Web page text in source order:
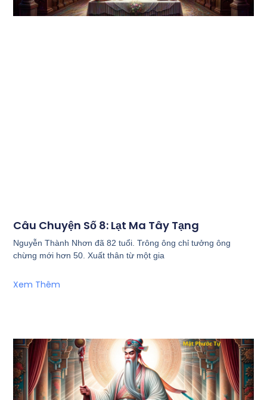
Câu Chuyện Số 8: Lạt Ma Tây Tạng
Nguyễn Thành Nhơn đã 82 tuổi. Trông ông chỉ tưởng ông
chừng mới hơn 50. Xuất thân từ một gia
Xem Thêm